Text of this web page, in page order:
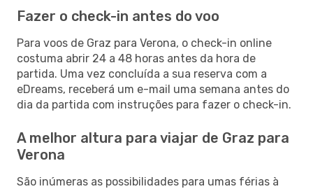
Fazer o check-in antes do voo
Para voos de Graz para Verona, o check-in online
costuma abrir 24 a 48 horas antes da hora de
partida. Uma vez concluída a sua reserva com a
eDreams, receberá um e-mail uma semana antes do
dia da partida com instruções para fazer o check-in.
A melhor altura para viajar de Graz para
Verona
São inúmeras as possibilidades para umas férias à